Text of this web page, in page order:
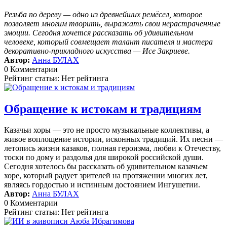
Резьба по дереву — одно из древнейших ремёсел, которое
позволяет многим творить, выражать свои нерастраченные
эмоции. Сегодня хочется рассказать об удивительном
человеке, который совмещает талант писателя и мастера
декоративно-прикладного искусства — Исе Закриеве.
Автор: Анна БУЛАХ
0 Комментарии
Рейтинг статьи: Нет рейтинга
Обращение к истокам и традициям
Казачьи хоры — это не просто музыкальные коллективы, а
живое воплощение истории, исконных традиций. Их песни —
летопись жизни казаков, полная героизма, любви к Отечеству,
тоски по дому и раздолья для широкой российской души.
Сегодня хотелось бы рассказать об удивительном казачьем
хоре, который радует зрителей на протяжении многих лет,
являясь гордостью и истинным достоянием Ингушетии.
Автор: Анна БУЛАХ
0 Комментарии
Рейтинг статьи: Нет рейтинга